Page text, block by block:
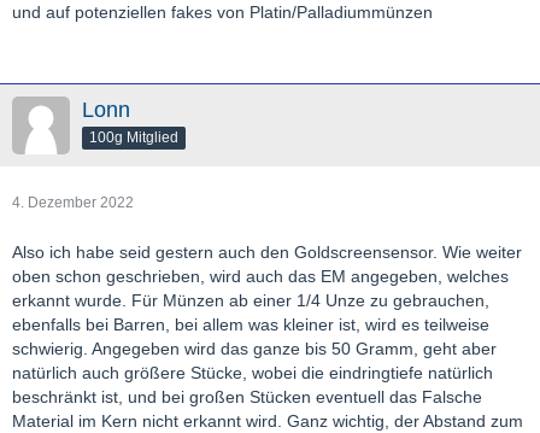
und auf potenziellen fakes von Platin/Palladiummünzen
Lonn
100g Mitglied
4. Dezember 2022
Also ich habe seid gestern auch den Goldscreensensor. Wie weiter
oben schon geschrieben, wird auch das EM angegeben, welches
erkannt wurde. Für Münzen ab einer 1/4 Unze zu gebrauchen,
ebenfalls bei Barren, bei allem was kleiner ist, wird es teilweise
schwierig. Angegeben wird das ganze bis 50 Gramm, geht aber
natürlich auch größere Stücke, wobei die eindringtiefe natürlich
beschränkt ist, und bei großen Stücken eventuell das Falsche
Material im Kern nicht erkannt wird. Ganz wichtig, der Abstand zum